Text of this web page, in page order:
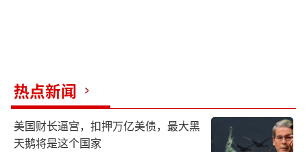
热点新闻
美国财长逼宫，扣押万亿美债，最大黑
天鹅将是这个国家